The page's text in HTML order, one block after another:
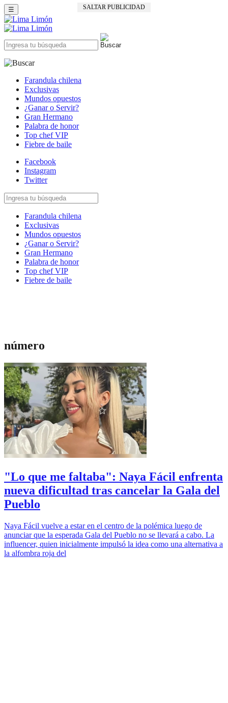
SALTAR PUBLICIDAD
☰
Farandula chilena
Exclusivas
Mundos opuestos
¿Ganar o Servir?
Gran Hermano
Palabra de honor
Top chef VIP
Fiebre de baile
Facebook
Instagram
Twitter
Farandula chilena
Exclusivas
Mundos opuestos
¿Ganar o Servir?
Gran Hermano
Palabra de honor
Top chef VIP
Fiebre de baile
número
"Lo que me faltaba": Naya Fácil enfrenta
nueva dificultad tras cancelar la Gala del
Pueblo
Naya Fácil vuelve a estar en el centro de la polémica luego de
anunciar que la esperada Gala del Pueblo no se llevará a cabo. La
influencer, quien inicialmente impulsó la idea como una alternativa a
la alfombra roja del